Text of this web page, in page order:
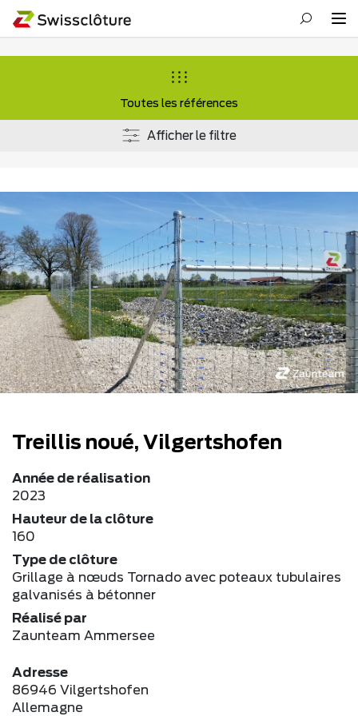
Toutes les références
Afficher le filtre
Treillis noué, Vilgertshofen
Année de réalisation
2023
Hauteur de la clôture
160
Type de clôture
Grillage à nœuds Tornado avec poteaux tubulaires
galvanisés à bétonner
Réalisé par
Zaunteam Ammersee
Adresse
86946 Vilgertshofen
Allemagne